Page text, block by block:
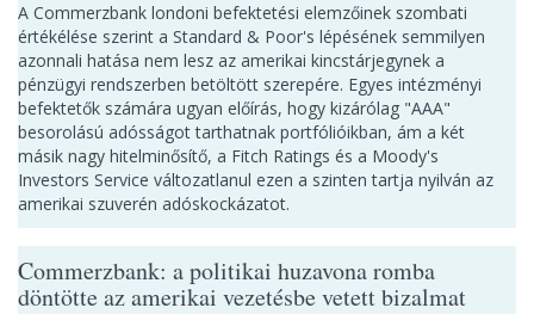
A Commerzbank londoni befektetési elemzőinek szombati
értékélése szerint a Standard & Poor's lépésének semmilyen
azonnali hatása nem lesz az amerikai kincstárjegynek a
pénzügyi rendszerben betöltött szerepére. Egyes intézményi
befektetők számára ugyan előírás, hogy kizárólag "AAA"
besorolású adósságot tarthatnak portfólióikban, ám a két
másik nagy hitelminősítő, a Fitch Ratings és a Moody's
Investors Service változatlanul ezen a szinten tartja nyilván az
amerikai szuverén adóskockázatot.
Commerzbank: a politikai huzavona romba
döntötte az amerikai vezetésbe vetett bizalmat